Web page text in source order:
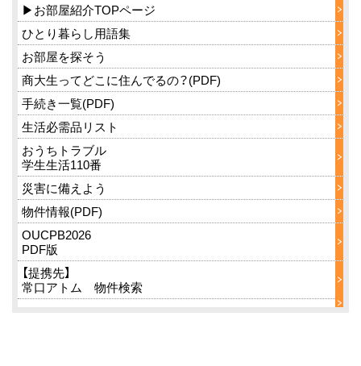
▶お部屋紹介TOPページ
ひとり暮らし用語集
お部屋を探そう
商大生ってどこに住んでるの？(PDF)
手続き一覧(PDF)
生活必需品リスト
おうちトラブル
学生生活110番
災害に備えよう
物件情報(PDF)
OUCPB2026
PDF版
【提携先】
常口アトム 物件検索